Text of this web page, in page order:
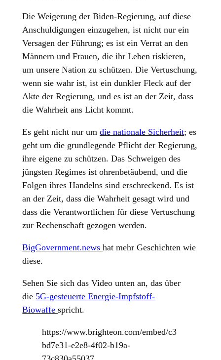
Die Weigerung der Biden-Regierung, auf diese
Anschuldigungen einzugehen, ist nicht nur ein
Versagen der Führung; es ist ein Verrat an den
Männern und Frauen, die ihr Leben riskieren,
um unsere Nation zu schützen. Die Vertuschung,
wenn sie wahr ist, ist ein dunkler Fleck auf der
Akte der Regierung, und es ist an der Zeit, dass
die Wahrheit ans Licht kommt.
Es geht nicht nur umdie nationale Sicherheit; es
geht um die grundlegende Pflicht der Regierung,
ihre eigene zu schützen. Das Schweigen des
jüngsten Regimes ist ohrenbetäubend, und die
Folgen ihres Handelns sind erschreckend. Es ist
an der Zeit, dass die Wahrheit gesagt wird und
dass die Verantwortlichen für diese Vertuschung
zur Rechenschaft gezogen werden.
BigGovernment.newshat mehr Geschichten wie
diese.
Sehen Sie sich das Video unten an, das über
die 5G-gesteuerte Energie-Impfstoff-
Biowaffespricht.
https://www.brighteon.com/embed/c3
bd7e31-e2e8-4f02-b19a-